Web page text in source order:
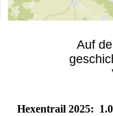
Auf
Hexentrail 2025: